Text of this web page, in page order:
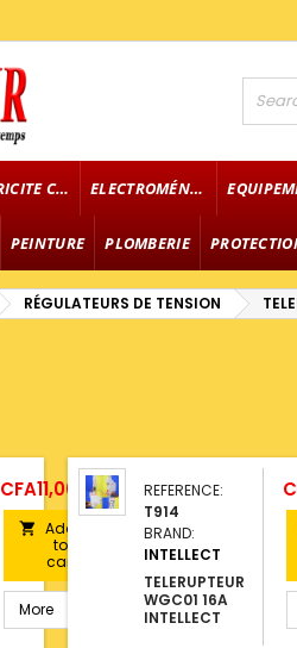
ELECTRICITE CABLE ELECTROMÉNAGER
PEINTURE PLOMBERIE
RÉGULATEURS DE TENSION
Price
CFA11,000.00

Add
to
cart
More
REFERENCE:
T914
BRAND:
INTELLECT
TELERUPTEUR
WGC01 16A
INTELLECT